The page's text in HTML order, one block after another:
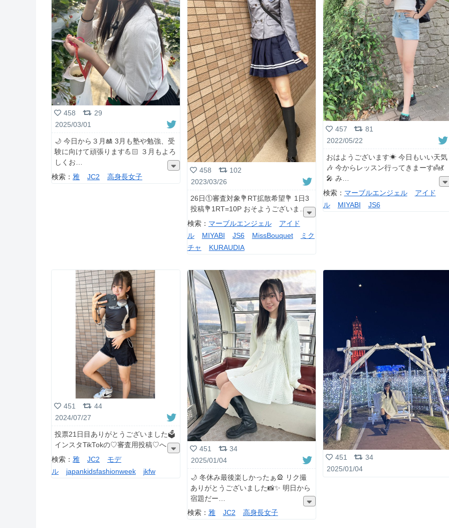
458
29
2025/03/01
🌙 今日から３月🎎 3月も塾や勉強、受
験に向けて頑張ります💪🏻 ３月もよろ
しくお
検索： 雅 JC2 高身長女子
458
102
2023/03/26
26日①審査対象💐RT拡散希望💐 1日3
投稿💐1RT=10P おそようございま
検索： マーブルエンジェル
アイド
ル
MIYABI JS6 MissBouquet
ミク
チャ
KURAUDIA
457
81
2022/05/22
おはようございます☀ 今日もいい天気
🎶 今からレッスン行ってきまーす👼💃
🎤 み
検索： マーブルエンジェル
アイド
ル
MIYABI JS6
451
44
2024/07/27
投票21日目ありがとうございました🗳️
インスタTikTokの♡審査用投稿♡へ
検索： 雅 JC2
モデ
ル
japankidsfashionweek jkfw
451
34
2025/01/04
🌙 冬休み最後楽しかったぁ🎡 リク撮
ありがとうございました📸✨ 明日から
宿題だー
検索： 雅 JC2 高身長女子
451
34
2025/01/04